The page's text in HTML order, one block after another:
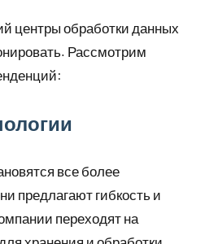
центры обработки данных
Рассмотрим
все более
предлагают гибкость и
переходят на